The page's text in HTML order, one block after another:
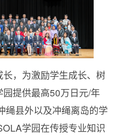
，为激励学生成长、树
提供最高50万日元/年
绳县外以及冲绳离岛的学
学园在传授专业知识